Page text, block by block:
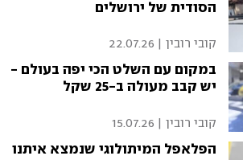
הסודית של ירושלים
קובי רובין 22.07.26
במקום עם השלט הכי יפה בעולם -
יש קבב מעולה ב-25 שקל
קובי רובין 15.07.26
הפלאפל המיתולוגי שנמצא איתנו